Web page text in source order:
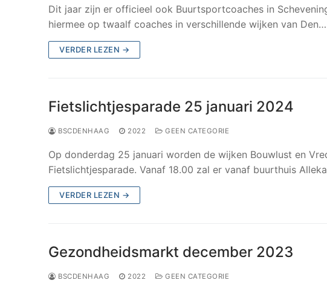
Dit jaar zijn er officieel ook Buurtsportcoaches in
hiermee op twaalf coaches in verschillende wijken van Den…
VERDER LEZEN →
Fietslichtjesparade 25 januari 2024
BSCDENHAAG 2022 GEEN CATEGORIE
Op donderdag 25 januari worden de wijken Bouwlust en
Fietslichtjesparade. Vanaf 18.00 zal er vanaf buurthuis
VERDER LEZEN →
Gezondheidsmarkt december 2023
BSCDENHAAG 2022 GEEN CATEGORIE